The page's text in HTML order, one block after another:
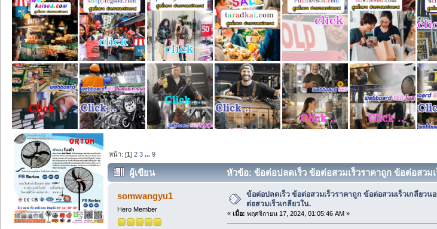
หน้า: [1]2 3 ...9
ผู้เขียน หัวข้อ: ข้อต่อปลดเร็ว ข้อต่อสวมเร็วราคาถูก ข้อต่อสวม
somwangyu1
Hero Member
ข้อต่อปลดเร็ว ข้อต่อสวมเร็วราคาถูก ข้อต่อสวมเร็วเกลียวน
ต่อสวมเร็วเกลียวใน.
« เมื่อ: พฤศจิกายน 17, 2024, 01:05:46 AM »